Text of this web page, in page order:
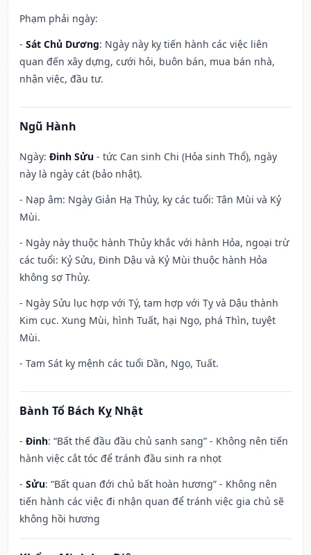
Phạm phải ngày:
- Sát Chủ Dương: Ngày này kỵ tiến hành các việc liên
quan đến xây dựng, cưới hỏi, buôn bán, mua bán nhà,
nhận việc, đầu tư.
Ngũ Hành
Ngày: Đinh Sửu - tức Can sinh Chi (Hỏa sinh Thổ), ngày
này là ngày cát (bảo nhật).
- Nạp âm: Ngày Giản Hạ Thủy, kỵ các tuổi: Tân Mùi và Kỷ
Mùi.
- Ngày này thuộc hành Thủy khắc với hành Hỏa, ngoại trừ
các tuổi: Kỷ Sửu, Đinh Dậu và Kỷ Mùi thuộc hành Hỏa
không sợ Thủy.
- Ngày Sửu lục hợp với Tý, tam hợp với Tỵ và Dậu thành
Kim cục. Xung Mùi, hình Tuất, hại Ngọ, phá Thìn, tuyệt
Mùi.
- Tam Sát kỵ mệnh các tuổi Dần, Ngọ, Tuất.
Bành Tổ Bách Kỵ Nhật
- Đinh: “Bất thế đầu đầu chủ sanh sang” - Không nên tiến
hành việc cắt tóc để tránh đầu sinh ra nhọt
- Sửu: “Bất quan đới chủ bất hoàn hương” - Không nên
tiến hành các việc đi nhận quan để tránh việc gia chủ sẽ
không hồi hương